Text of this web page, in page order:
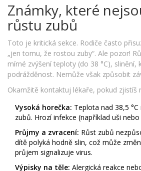
Známky, které
růstu zubů
Toto je kritická sekce. Rodiče často
„jen tomu, že rostou zuby“. Ale pozor!
mírné zvýšení teploty (do 38 °C), slinění,
podrážděnost. Nemůže však způsobit
Okamžitě kontaktuj lékaře, pokud zjistíš
Vysoká horečka: Teplota nad 38,5
zubů. Hrozí infekce (například uši
Průjmy a zvracení: Růst zubů
dítě polyká hodně slin, což může
průjem signalizuje virus.
Výpisky na těle: Alergická reakce